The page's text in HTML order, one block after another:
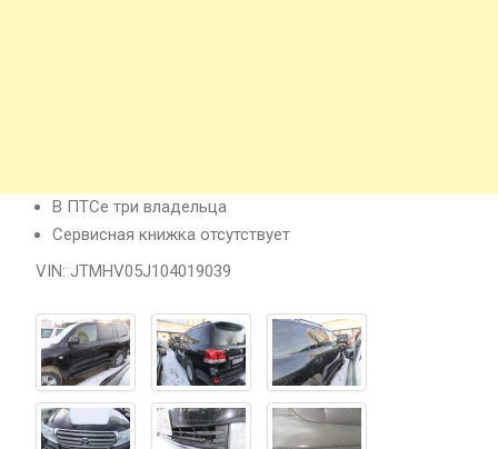
В ПТСе три владельца
Сервисная книжка отсутствует
VIN: JTMHV05J104019039